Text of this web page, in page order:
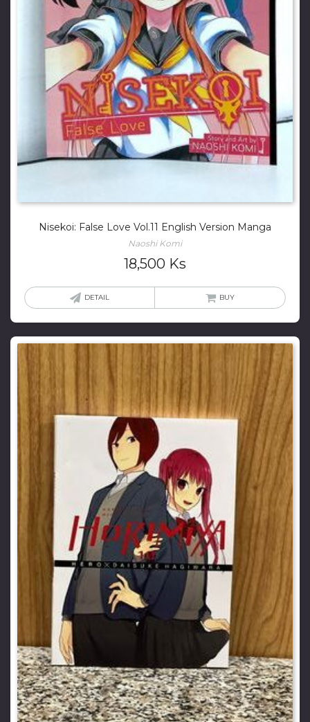
Nisekoi: False Love Vol.11 English Version Manga
Naoshi Komi
18,500 Ks
DETAIL BUY